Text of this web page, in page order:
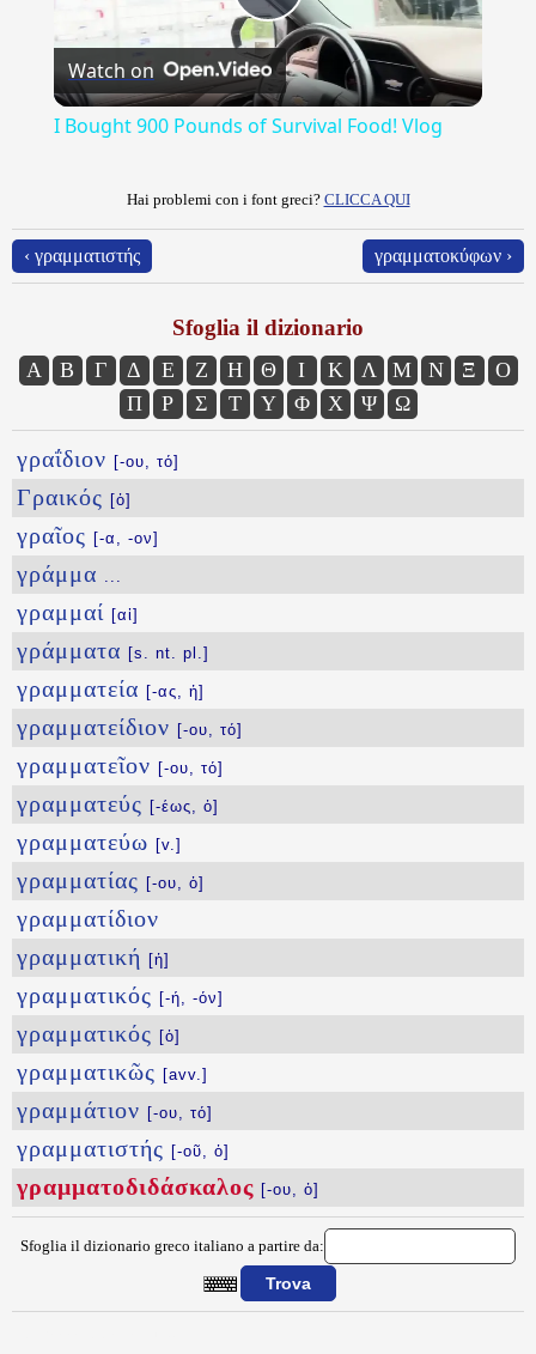
Play
Video
Watch on
I Bought 900 Pounds of Survival Food! Vlog
Hai problemi con i font greci? CLICCA QUI
‹ γραμματιστής γραμματοκύφων ›
Sfoglia il dizionario
Α Β Γ Δ Ε Ζ Η Θ Ι Κ Λ Μ Ν Ξ
Ο
Π
Ρ Σ Τ Υ Φ Χ Ψ Ω
γραΐδιον [-ου, τό]
Γραικός [ὁ]
γραῖος [-α, -ον]
γράμμα ...
γραμμαί [αἱ]
γράμματα [s. nt. pl.]
γραμματεία [-ας, ἡ]
γραμματείδιον [-ου, τό]
γραμματεῖον [-ου, τό]
γραμματεύς [-έως, ὁ]
γραμματεύω [v.]
γραμματίας [-ου, ὁ]
γραμματίδιον
γραμματική
[ἡ]
γραμματικός [-ή, -όν]
γραμματικός [ὁ]
γραμματικῶς [avv.]
γραμμάτιον [-ου, τό]
γραμματιστής [-οῦ, ὁ]
γραμματοδιδάσκαλος [-ου, ὁ]
Sfoglia il dizionario greco italiano a partire da: